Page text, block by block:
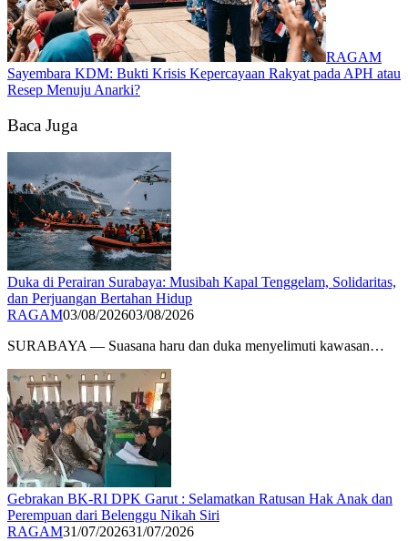
RAGAM
Sayembara KDM: Bukti Krisis Kepercayaan Rakyat pada APH atau
Resep Menuju Anarki?​
Baca Juga
Duka di Perairan Surabaya: Musibah Kapal Tenggelam, Solidaritas,
dan Perjuangan Bertahan Hidup
RAGAM03/08/202603/08/2026
SURABAYA — Suasana haru dan duka menyelimuti kawasan…
Gebrakan BK-RI DPK Garut : Selamatkan Ratusan Hak Anak dan
Perempuan dari Belenggu Nikah Siri
RAGAM31/07/202631/07/2026